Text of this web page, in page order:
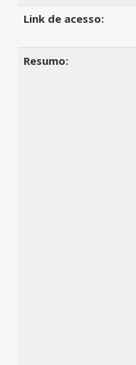
Link de acesso:
Resumo: